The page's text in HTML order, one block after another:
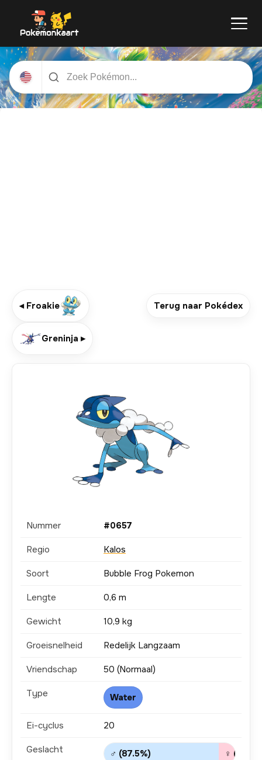
◂ Froakie Terug naar Pokédex
Greninja ▸
Nummer #0657
Regio Kalos
Soort Bubble Frog Pokemon
Lengte 0,6 m
Gewicht 10,9 kg
Groeisnelheid Redelijk Langzaam
Vriendschap 50 (Normaal)
Type Water
Ei-cyclus 20
Geslacht ♂ (87.5%) ♀